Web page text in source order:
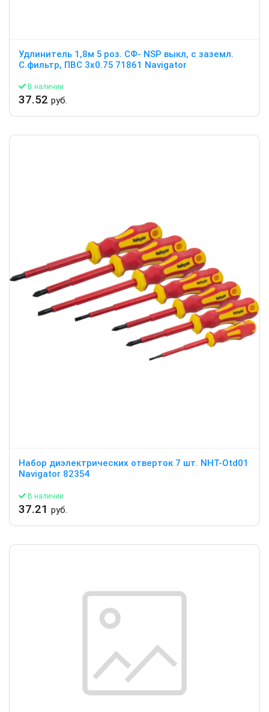
Удлинитель 1,8м 5 роз. СФ- NSP выкл, с заземл.
С.фильтр, ПВС 3х0.75 71861 Navigator
В наличии
37.52 руб.
Набор диэлектрических отверток 7 шт. NHT-Otd01
Navigator 82354
В наличии
37.21 руб.